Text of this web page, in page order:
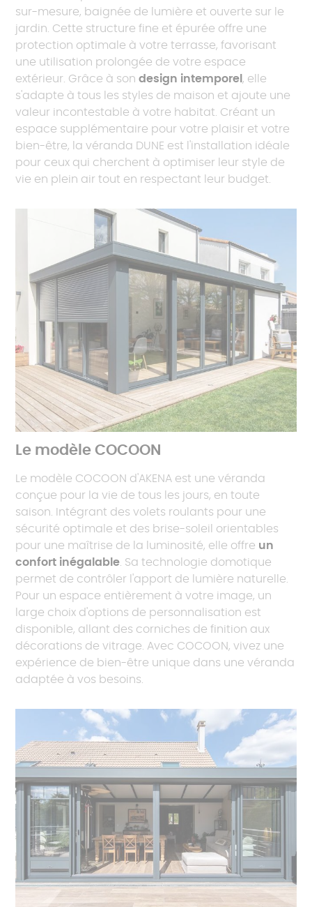
sur-mesure, baignée de lumière et ouverte sur le
jardin. Cette structure fine et épurée offre une
protection optimale à votre terrasse, favorisant
une utilisation prolongée de votre espace
extérieur. Grâce à sondesign intemporel , elle
s'adapte à tous les styles de maison et ajoute une
valeur incontestable à votre habitat. Créant un
espace supplémentaire pour votre plaisir et votre
bien-être, la véranda DUNE est l'installation idéale
pour ceux qui cherchent à optimiser leur style de
vie en plein air tout en respectant leur budget.
Le modèle COCOON
Le modèle COCOON d'AKENA est une véranda
conçue pour la vie de tous les jours, en toute
saison. Intégrant des volets roulants pour une
sécurité optimale et des brise-soleil orientables
pour une maîtrise de la luminosité, elle offre un
confort inégalable . Sa technologie domotique
permet de contrôler l'apport de lumière naturelle.
Pour un espace entièrement à votre image, un
large choix d'options de personnalisation est
disponible, allant des corniches de finition aux
décorations de vitrage. Avec COCOON, vivez une
expérience de bien-être unique dans une véranda
adaptée à vos besoins.